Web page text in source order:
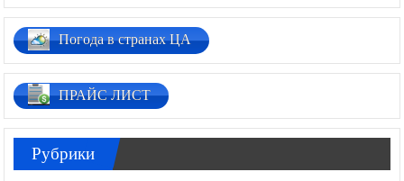
Погода в странах ЦА
ПРАЙС ЛИСТ
Рубрики